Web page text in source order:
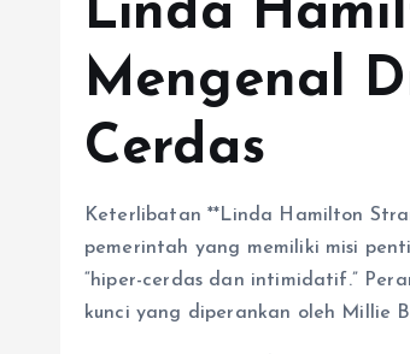
Linda
Mengenal
Cerdas
Keterlibatan **Linda Hamilton
pemerintah yang memiliki misi
“hiper-cerdas dan intimidatif.”
kunci yang diperankan oleh Millie